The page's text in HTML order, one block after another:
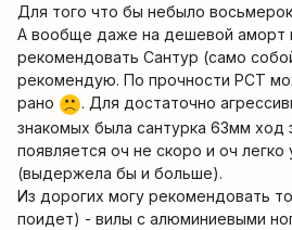
Для того что бы небыло
А вообще даже на дешевой аморт
рекомендовать Сантур (само
рекомендую. По прочности РСТ
рано
:( . Для достаточно
знакомых была сантурка 63мм
появляется оч не скоро и оч
(выдержела бы и больше).
Из дорогих могу рекомендовать
поидет) - вилы с алюминиевыми